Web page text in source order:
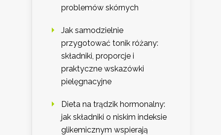
problemów skórnych
Jak samodzielnie
przygotować tonik różany:
składniki, proporcje i
praktyczne wskazówki
pielęgnacyjne
Dieta na trądzik hormonalny:
jak składniki o niskim indeksie
glikemicznym wspierają